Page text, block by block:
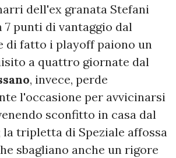
dell'ex granata Stefani
7 punti di vantaggio dal
di fatto i playoff paiono un
a quattro giornate dal
, invece, perde
l'occasione per avvicinarsi
sconfitto in casa dal
la tripletta di Speziale affossa
sbagliano anche un rigore